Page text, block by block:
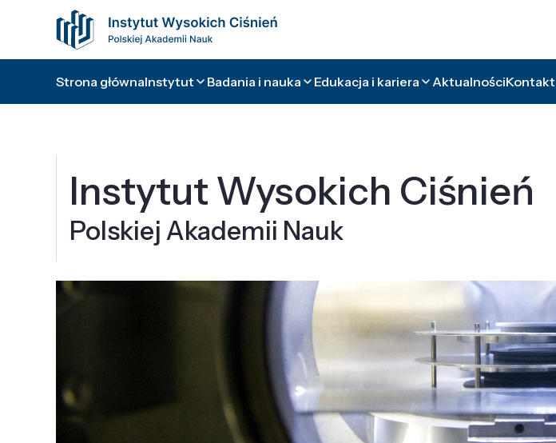
Strona głównaInstytut Badania i nauka Edukacja i kariera AktualnościKontakt
Instytut Wysokich Ciśnień
Polskiej Akademii Nauk